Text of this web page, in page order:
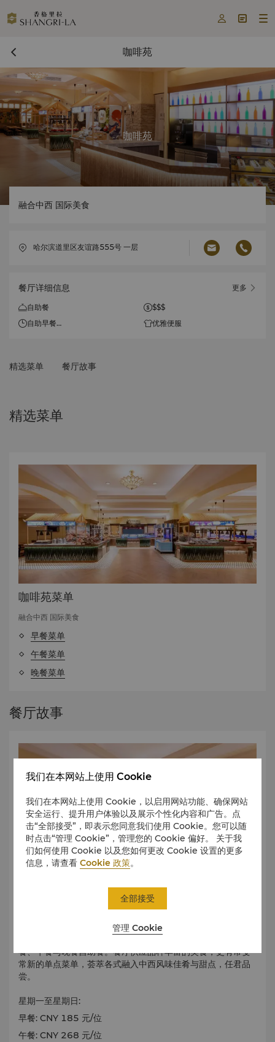
  
咖啡苑
咖啡苑
融合中西 国际美食
哈尔滨道里区友谊路555号 一层
餐厅详细信息 更多
自助餐
$$$
自助早餐
自助午餐
11:30-14:00（周一至周五）
17:00-21:00
优雅便服
精选菜单 餐厅故事
精选菜单
咖啡苑菜单
融合中西 国际美食
早餐菜单
午餐菜单
晚餐菜单
餐厅故事
融合中西 国际美食
餐、午餐与晚餐自助餐。餐厅供应品种丰富的美食，更有常变
常新的单点菜单，荟萃各式融入中西风味佳肴与甜点，任君品
尝。
星期一至星期日:
早餐: CNY 185 元/位
午餐: CNY 268 元/位
我们在本网站上使用 Cookie
我们在本网站上使用 Cookie，以启用网站功能、确保网站
安全运行、提升用户体验以及展示个性化内容和广告。点
击“全部接受”，即表示您同意我们使用 Cookie。您可以随
时点击“管理 Cookie”，管理您的 Cookie 偏好。 关于我
们如何使用 Cookie 以及您如何更改 Cookie 设置的更多
信息，请查看Cookie 政策。
管理 Cookie
全部接受